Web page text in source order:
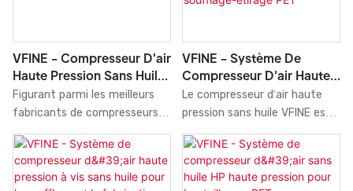
à piston et à vis, ce système
assure un débit d'air constant
et stable à haute pression et
à faible niveau sonore. Grâce
à son système de contrôle
avancé et à sa dissipation
thermique optimale, il garantit
des performances et une
de bouteilles PET. Grâce à sa
vis avancée qui produit un air
propre, sec et sans huile, ce
système garantit une
production de bouteilles de
haute qualité. Robuste,
efficace et nécessitant peu
d'entretien, le compresseur
d'air sans huile à vis VFINE est
VFINE - Compresseur D'air
Haute Pression Sans Huile
À Vendre
Figurant parmi les meilleurs
fabricants de compresseurs
d'air en Chine, VFINE propose
un compresseur d'air haute
pression sans huile de pointe.
Ce compresseur fournit un air
VFINE - Système De
Compresseur D'air Haute
Pression Sans Huile Pour
Machine De Moulage Par
Le compresseur d'air haute
pression sans huile VFINE est
une solution exceptionnelle et
économique pour vos besoins
en étirage-soufflage PET. Ce
système fournit un flux d'air